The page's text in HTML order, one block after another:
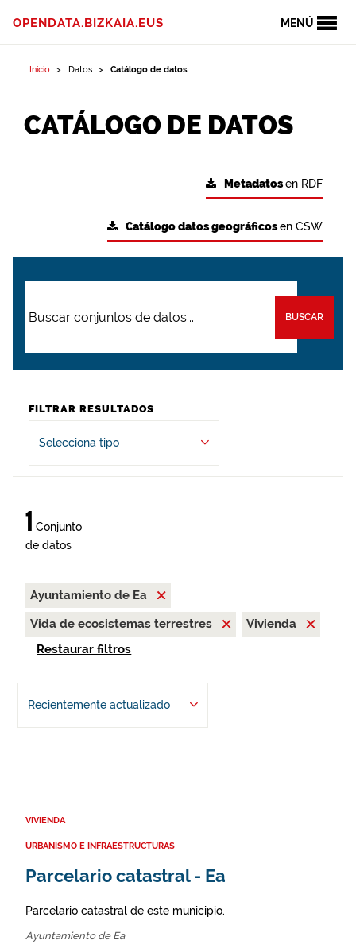
MENÚ
OPENDATA.BIZKAIA.EUS
Inicio Datos Catálogo de datos
CATÁLOGO DE DATOS
Metadatosen RDF
Catálogo datos geográficosen CSW
BUSCAR
FILTRAR RESULTADOS
Selecciona tipo
1 Conjunto
de datos
Ayuntamiento de Ea
Vida de ecosistemas terrestres
Vivienda
Restaurar filtros
Recientemente actualizado
VIVIENDA
URBANISMO E INFRAESTRUCTURAS
Parcelario catastral - Ea
Parcelario catastral de este municipio.
Ayuntamiento de Ea